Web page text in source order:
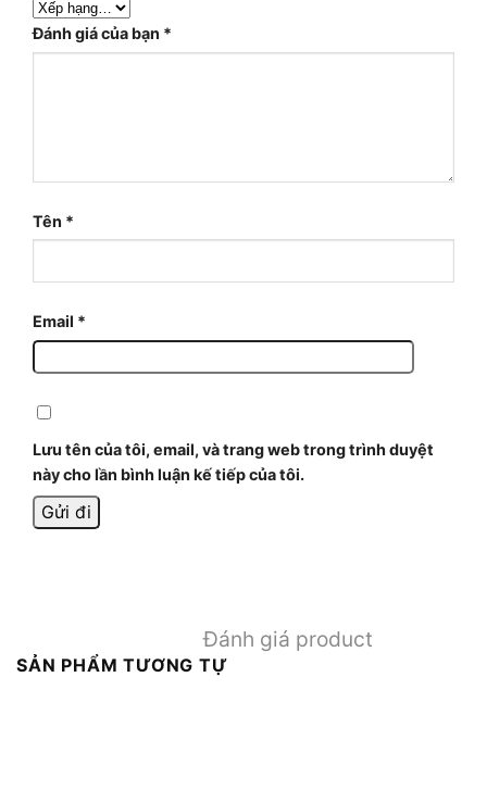
Đánh giá của bạn *
Tên *
Email *
Lưu tên của tôi, email, và trang web trong trình duyệt
này cho lần bình luận kế tiếp của tôi.
Đánh giá product
SẢN PHẨM TƯƠNG TỰ